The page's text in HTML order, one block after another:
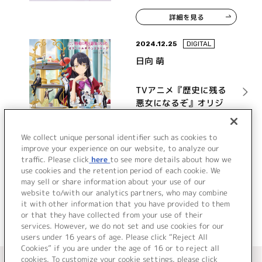
詳細を見る
2024.12.25 DIGITAL
日向 萌
TVアニメ『歴史に残る
悪女になるぞ』オリジ
詳細を見る
VIEW MORE
＜ カタログサイト トップページへ
We collect unique personal identifier such as cookies to
improve your experience on our website, to analyze our
traffic. Please click here to see more details about how we
use cookies and the retention period of each cookie. We
may sell or share information about your use of our
website to/with our analytics partners, who may combine
it with other information that you have provided to them
or that they have collected from your use of their
services. However, we do not set and use cookies for our
users under 16 years of age. Please click “Reject All
Cookies” if you are under the age of 16 or to reject all
cookies. To customize your cookie settings, please click